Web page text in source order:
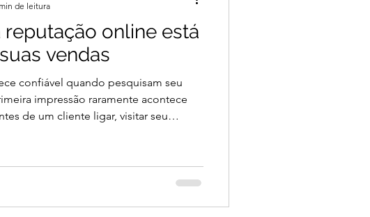
reputação online está
vendas
confiável quando pesquisam seu
impressão raramente acontece
de um cliente ligar, visitar seu
sua empresa é um dos
(e mais negligenciados) pelos
de leitura